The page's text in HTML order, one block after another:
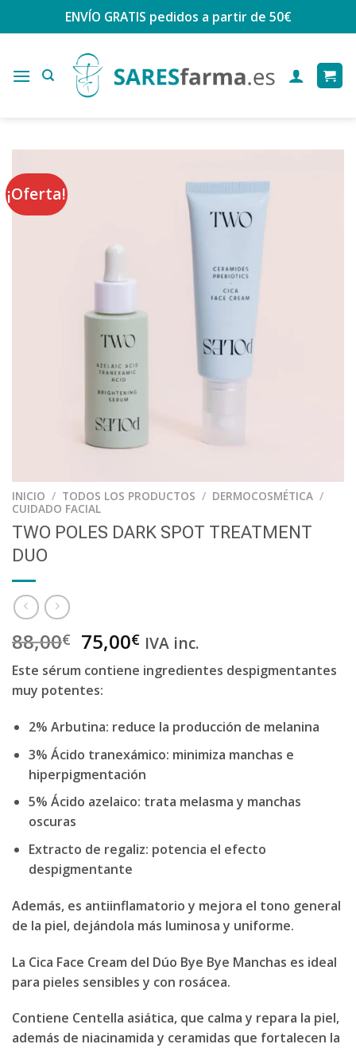
ENVÍO GRATIS pedidos a partir de 50€
¡Oferta!
INICIO / TODOS LOS PRODUCTOS / DERMOCOSMÉTICA /
CUIDADO FACIAL
TWO POLES DARK SPOT TREATMENT
DUO
88,00€ 75,00€ IVA inc.
Este sérum contiene ingredientes despigmentantes
muy potentes:
2% Arbutina: reduce la producción de melanina
3% Ácido tranexámico: minimiza manchas e
hiperpigmentación
5% Ácido azelaico: trata melasma y manchas
oscuras
Extracto de regaliz: potencia el efecto
despigmentante
Además, es antiinflamatorio y mejora el tono general
de la piel, dejándola más luminosa y uniforme.
La Cica Face Cream del Dúo Bye Bye Manchas es ideal
para pieles sensibles y con rosácea.
Contiene Centella asiática, que calma y repara la piel,
además de niacinamida y ceramidas que fortalecen la